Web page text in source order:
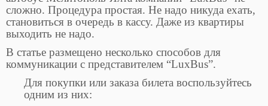
сложно. Процедура простая. Не надо никуда ехать,
становиться в очередь в кассу. Даже из квартиры
выходить не надо.
В статье размещено несколько способов для
коммуникации с представителем “LuxBus”.
Для покупки или заказа билета воспользуйтесь
одним из них: